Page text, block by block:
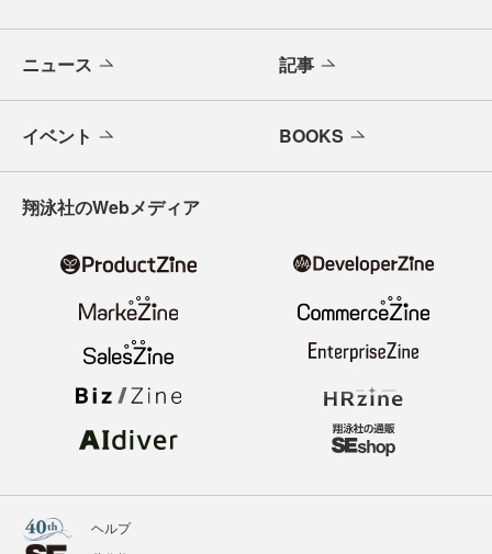
ニュース 記事
イベント BOOKS
翔泳社のWebメディア
ヘルプ